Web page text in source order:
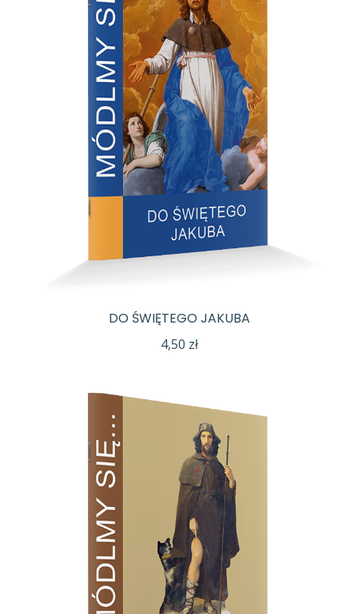
DO ŚWIĘTEGO JAKUBA
4,50 zł